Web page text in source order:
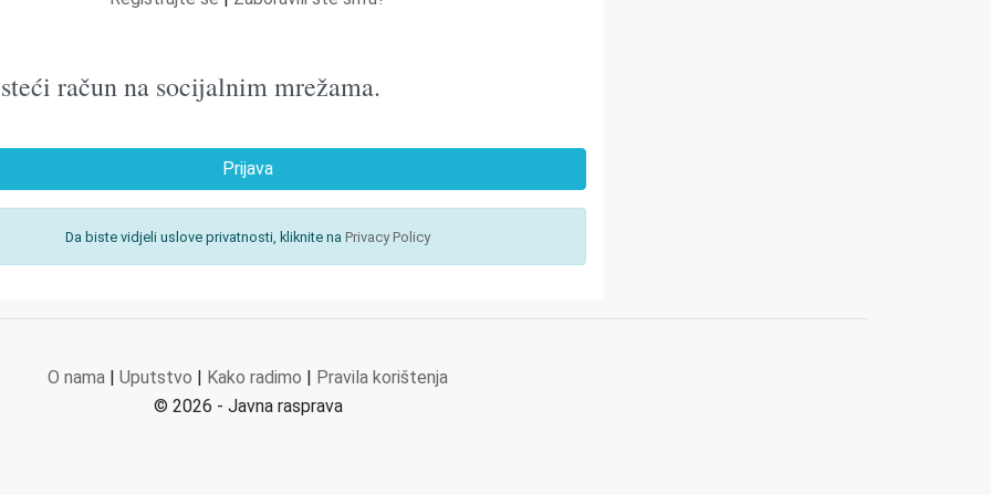
račun na socijalnim mrežama.
Prijava
Da biste vidjeli uslove privatnosti, kliknite na Privacy Policy
O nama | Uputstvo | Kako radimo | Pravila korištenja
© 2026 - Javna rasprava